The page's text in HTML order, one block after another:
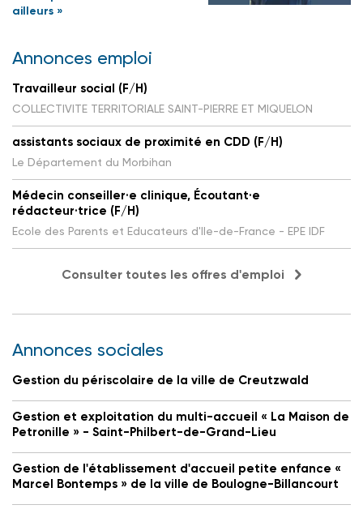
ailleurs »
Annonces emploi
Travailleur social (F/H)
COLLECTIVITE TERRITORIALE SAINT-PIERRE ET MIQUELON
assistants sociaux de proximité en CDD (F/H)
Le Département du Morbihan
Médecin conseiller·e clinique, Écoutant·e
rédacteur·trice (F/H)
Ecole des Parents et Educateurs d'Ile-de-France - EPE IDF
Consulter toutes les offres d'emploi
Annonces sociales
Gestion du périscolaire de la ville de Creutzwald
Gestion et exploitation du multi-accueil « La Maison de
Petronille » - Saint-Philbert-de-Grand-Lieu
Gestion de l'établissement d'accueil petite enfance «
Marcel Bontemps » de la ville de Boulogne-Billancourt